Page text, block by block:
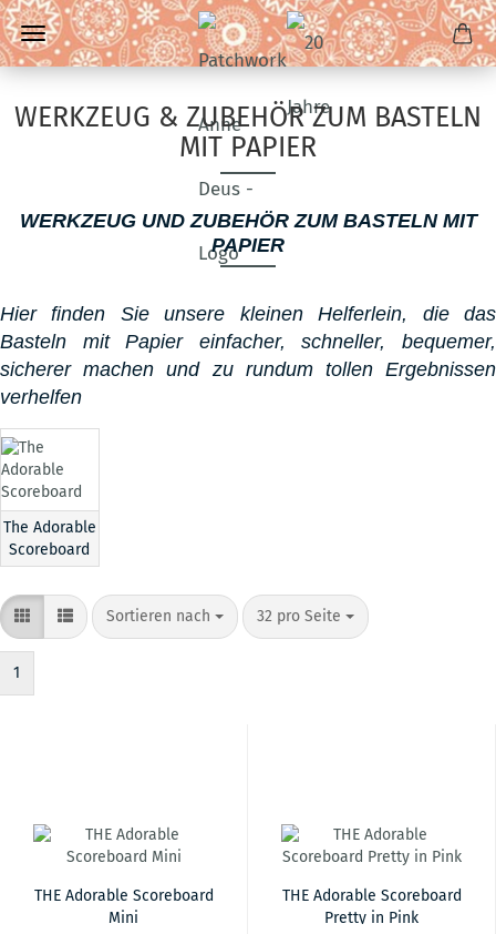
WERKZEUG & ZUBEHÖR ZUM BASTELN
MIT PAPIER
WERKZEUG UND ZUBEHÖR ZUM BASTELN MIT
PAPIER
Hier finden Sie unsere kleinen Helferlein, die das
Basteln mit Papier einfacher, schneller, bequemer,
sicherer machen und zu rundum tollen Ergebnissen
verhelfen
The Adorable
Scoreboard
Sortieren nach
Sortieren nach 32 pro Seite
pro Seite
1
THE Adorable Scoreboard
Mini
THE Adorable Scoreboard
Pretty in Pink